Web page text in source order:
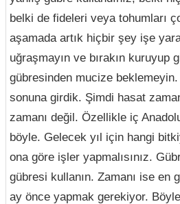
belki de fideleri veya tohumları
aşamada artık hiçbir şey işe
uğraşmayın ve bırakın kuruyup
gübresinden mucize
sonuna girdik. Şimdi hasat
zamanı değil. Özellikle iç
böyle. Gelecek yıl için hangi
ona göre işler yapmalısınız.
gübresi kullanın. Zamanı ise en
ay önce yapmak gerekiyor.